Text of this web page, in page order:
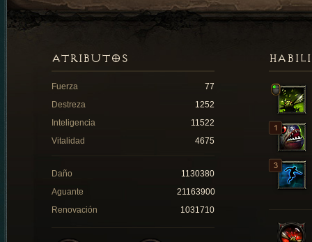
ATRIBUTOS
Fuerza
77
Destreza
1252
Inteligencia
11522
Vitalidad
4675
Daño
1130380
Aguante
21163900
Renovación
1031710